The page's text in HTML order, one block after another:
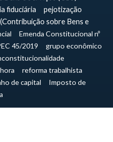
fiduciária
pejotização
sobre Bens e
Emenda Constitucional nº
45/2019
grupo econômico
reforma trabalhista
de capital
Imposto de